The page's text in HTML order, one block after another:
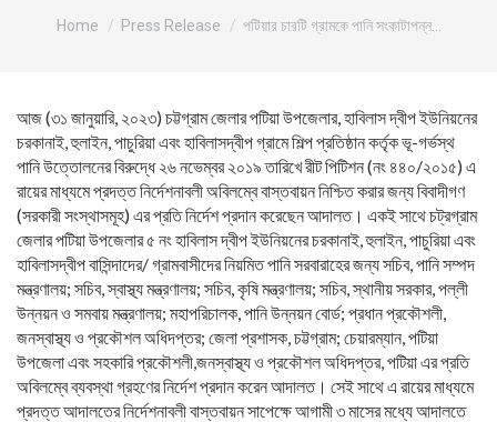
Home Press Release পটিয়ার চারটি গ্রামকে পানি সংকাটাপন্ন…
আজ (৩১ জানুয়ারি, ২০২৩) চট্টগ্রাম জেলার পটিয়া উপজেলার, হাবিলাস দ্বীপ ইউনিয়নের
চরকানাই, হুলাইন, পাচুরিয়া এবং হাবিলাসদ্বীপ গ্রামে শিল্প প্রতিষ্ঠান কর্তৃক ভূ-গর্ভস্থ
পানি উত্তোলনের বিরুদ্ধে ২৬ নভেম্বর ২০১৯ তারিখে রীট পিটিশন (নং ৪৪০/২০১৫) এ
রায়ের মাধ্যমে প্রদত্ত নির্দেশনাবলী অবিলম্বে বাস্তবায়ন নিশ্চিত করার জন্য বিবাদীগণ
(সরকারী সংস্থাসমূহ) এর প্রতি নির্দেশ প্রদান করেছেন আদালত। একই সাথে চট্রগ্রাম
জেলার পটিয়া উপজেলার ৫ নং হাবিলাস দ্বীপ ইউনিয়নের চরকানাই, হুলাইন, পাচুরিয়া এবং
হাবিলাসদ্বীপ বাসিন্দাদের/ গ্রামবাসীদের নিয়মিত পানি সরবারাহের জন্য সচিব, পানি সম্পদ
মন্ত্রণালয়; সচিব, স্বাস্থ্য মন্ত্রণালয়; সচিব, কৃষি মন্ত্রণালয়; সচিব, স্থানীয় সরকার, পল্লী
উন্নয়ন ও সমবায় মন্ত্রণালয়; মহাপরিচালক, পানি উন্নয়ন বোর্ড; প্রধান প্রকৌশলী,
জনস্বাস্থ্য ও প্রকৌশল অধিদপ্তর; জেলা প্রশাসক, চট্টগ্রাম; চেয়ারম্যান, পটিয়া
উপজেলা এবং সহকারি প্রকৌশলী,জনস্বাস্থ্য ও প্রকৌশল অধিদপ্তর, পটিয়া এর প্রতি
অবিলম্বে ব্যবস্থা গ্রহণের নির্দেশ প্রদান করেন আদালত। সেই সাথে এ রায়ের মাধ্যমে
প্রদত্ত আদালতের নির্দেশনাবলী বাস্তবায়ন সাপেক্ষে আগামী ৩ মাসের মধ্যে আদালতে